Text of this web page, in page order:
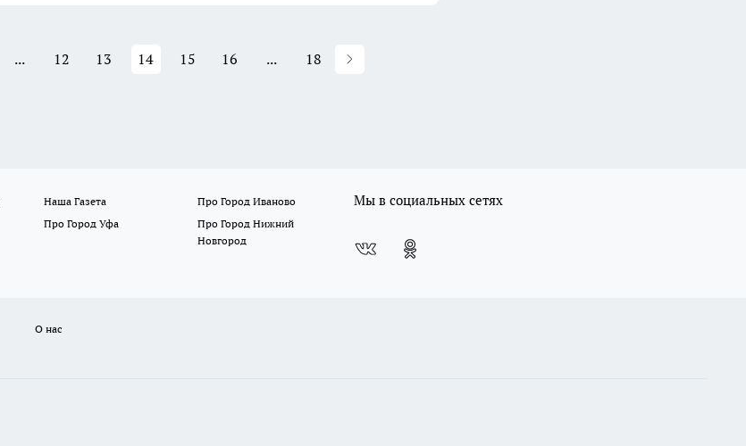
... 12 13 14 15 16 ... 18
Наша Газета
Про Город Иваново
Про Город Уфа
Про Город Нижний
Новгород
Мы в социальных сетях
О нас